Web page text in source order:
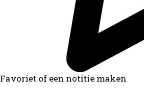
Favoriet of een notitie maken